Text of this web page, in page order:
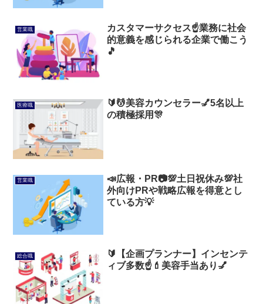
営業職
カスタマーサクセス☝️業務に社会
的意義を感じられる企業で働こう
🎵
医療職
🔰💆美容カウンセラー💅5名以上
の積極採用🎊
営業職
📣広報・PR📷💯土日祝休み💯社
外向けPRや戦略広報を得意とし
ている方💡
総合職
🔰【企画プランナー】インセンテ
ィブ多数☝️💄美容手当あり💅